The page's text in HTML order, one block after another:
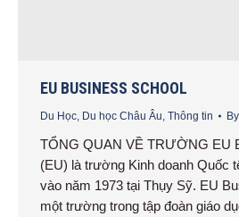
EU BUSINESS SCHOOL
Du Học Du học Châu Âu Thông tin By
TỔNG QUAN VỀ TRƯỜNG EU
(EU) là trường Kinh doanh Quốc
vào năm 1973 tại Thụy Sỹ. EU
một trường trong tập đoàn giáo